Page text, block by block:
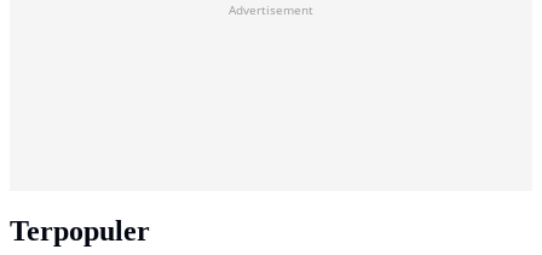
Advertisement
Terpopuler